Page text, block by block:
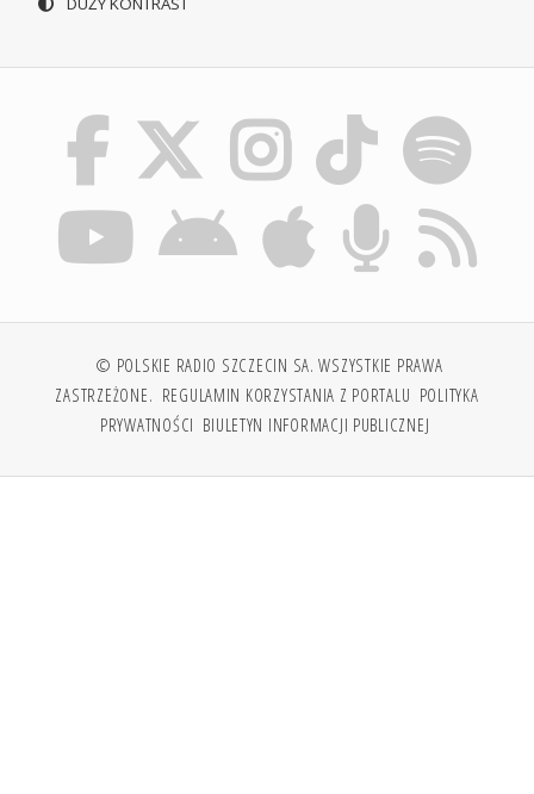
© POLSKIE RADIO SZCZECIN SA. WSZYSTKIE PRAWA
ZASTRZEŻONE. REGULAMIN KORZYSTANIA Z PORTALU POLITYKA
PRYWATNOŚCI BIULETYN INFORMACJI PUBLICZNEJ